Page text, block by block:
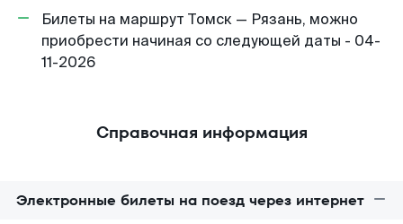
Билеты на маршрут Томск — Рязань, можно
приобрести начиная со следующей даты - 04-
11-2026
Справочная информация
Электронные билеты на поезд через интернет